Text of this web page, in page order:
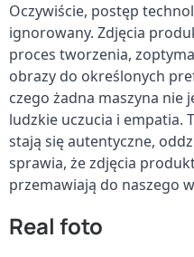
Oczywiście, postęp
ignorowany. Zdjęcia
proces tworzenia,
obrazy do określonych
czego żadna maszyna nie
ludzkie uczucia i empatia.
stają się autentyczne,
sprawia, że zdjęcia
przemawiają do naszego
Real foto